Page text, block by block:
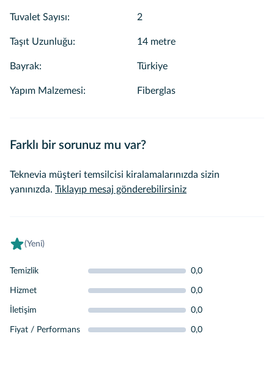
Tuvalet Sayısı: 2
Taşıt Uzunluğu: 14 metre
Bayrak: Türkiye
Yapım Malzemesi: Fiberglas
Farklı bir sorunuz mu var?
Teknevia müşteri temsilcisi kiralamalarınızda sizin
yanınızda. Tıklayıp mesaj gönderebilirsiniz
(Yeni)
Temizlik 0,0
Hizmet 0,0
İletişim 0,0
Fiyat / Performans 0,0